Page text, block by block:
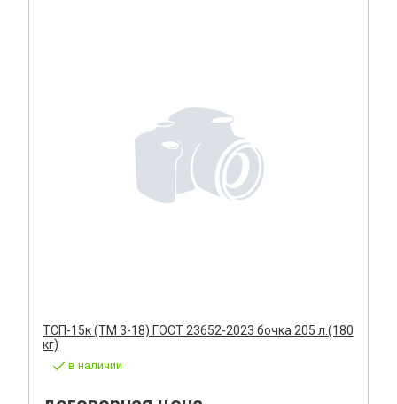
ТСП-15к (ТМ 3-18) ГОСТ 23652-2023 бочка 205 л.(180
кг)
в наличии